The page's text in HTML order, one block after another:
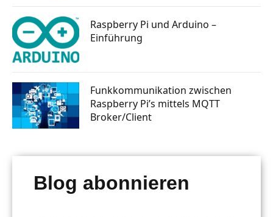
Raspberry Pi und Arduino –
Einführung
Funkkommunikation zwischen
Raspberry Pi’s mittels MQTT
Broker/Client
Blog abonnieren